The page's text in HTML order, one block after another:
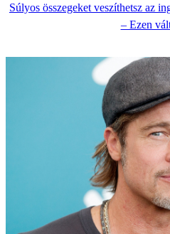
Súlyos összegeket veszíthetsz az
– Ezen